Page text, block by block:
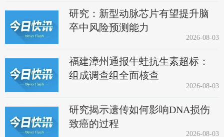
研究：新型动脉芯片有望提升脑
卒中风险预测能力
2026-08-03
福建漳州通报牛蛙抗生素超标：
组成调查组全面核查
2026-08-03
研究揭示遗传如何影响DNA损伤
致癌的过程
2026-08-03